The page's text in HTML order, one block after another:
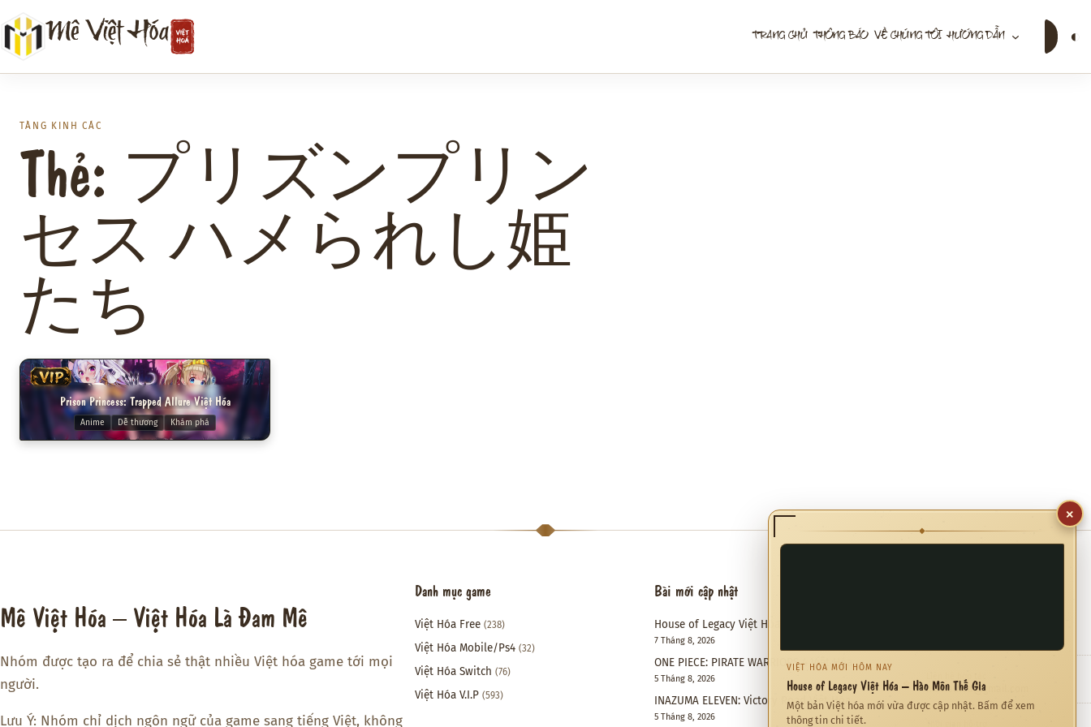
đến
phần
nội
Mê Việt Hóa TRANG CHỦ THÔNG BÁO VỀ CHÚNG TÔI HƯỚNG DẪN
kiếm
◐
TÀNG KINH CÁC
Thẻ: プリズンプリン
セス ハメられし姫
たち
VIP
Prison Princess: Trapped Allure Việt Hóa
Anime Dễ thương Khám phá
Mê Việt Hóa – Việt Hóa Là Đam Mê
Nhóm được tạo ra để chia sẻ thật nhiều Việt hóa game tới mọi
người.
Lưu Ý: Nhóm chỉ dịch ngôn ngữ của game sang tiếng Việt, không
Danh mục game
Việt Hóa Free (238)
Việt Hóa Mobile/Ps4 (32)
Việt Hóa Switch (76)
Việt Hóa V.I.P (593)
Bài mới cập nhật
House of Legacy Việt Hóa – Hào Môn Thế Gia
7 Tháng 8, 2026
ONE PIECE: PIRATE WARRIORS 4 Việt Hóa
5 Tháng 8, 2026
INAZUMA ELEVEN: Victory Road Việt Hóa
5 Tháng 8, 2026
meviethoa@gmail.com
×
◆
VIỆT HÓA MỚI HÔM NAY
House of Legacy Việt Hóa – Hào Môn Thế Gia
Một bản Việt hóa mới vừa được cập nhật. Bấm để xem
thông tin chi tiết.